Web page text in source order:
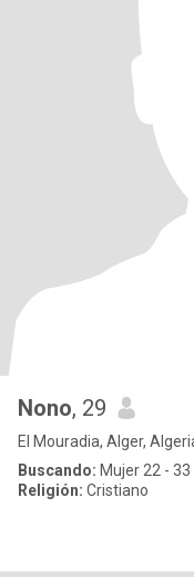
Nono, 29
El Mouradia, Alger,
Buscando: Mujer 22 - 33
Religión: Cristiano